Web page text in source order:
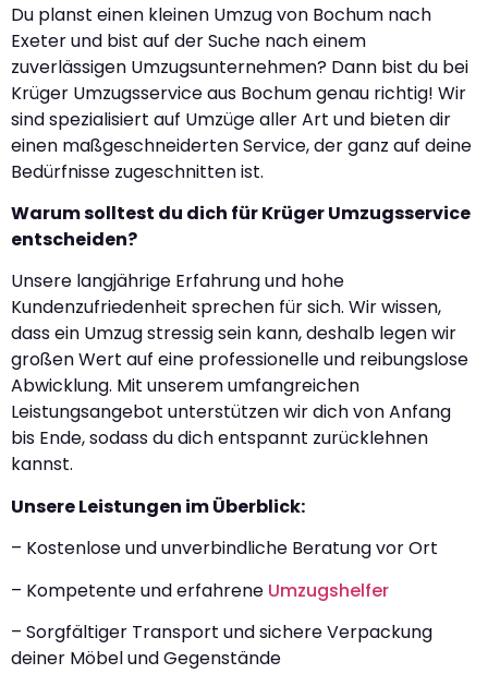
Du planst einen kleinen Umzug von Bochum nach
Exeter und bist auf der Suche nach einem
zuverlässigen Umzugsunternehmen? Dann bist du bei
Krüger Umzugsservice aus Bochum genau richtig! Wir
sind spezialisiert auf Umzüge aller Art und bieten dir
einen maßgeschneiderten Service, der ganz auf deine
Bedürfnisse zugeschnitten ist.
Warum solltest du dich für Krüger Umzugsservice
entscheiden?
Unsere langjährige Erfahrung und hohe
Kundenzufriedenheit sprechen für sich. Wir wissen,
dass ein Umzug stressig sein kann, deshalb legen wir
großen Wert auf eine professionelle und reibungslose
Abwicklung. Mit unserem umfangreichen
Leistungsangebot unterstützen wir dich von Anfang
bis Ende, sodass du dich entspannt zurücklehnen
kannst.
Unsere Leistungen im Überblick:
– Kostenlose und unverbindliche Beratung vor Ort
– Kompetente und erfahrene Umzugshelfer
– Sorgfältiger Transport und sichere Verpackung
deiner Möbel und Gegenstände